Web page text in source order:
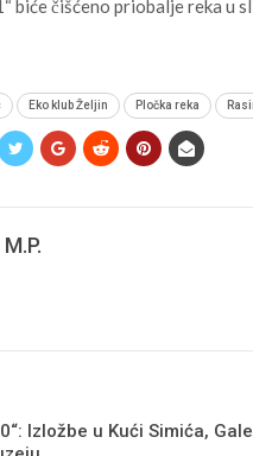
biće čišćeno priobalje reka u
Eko klub Željin Pločka reka
M.P.
Izložbe u Kući Simića,